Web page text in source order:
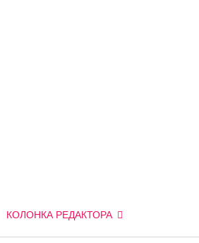
КОЛОНКА РЕДАКТОРА